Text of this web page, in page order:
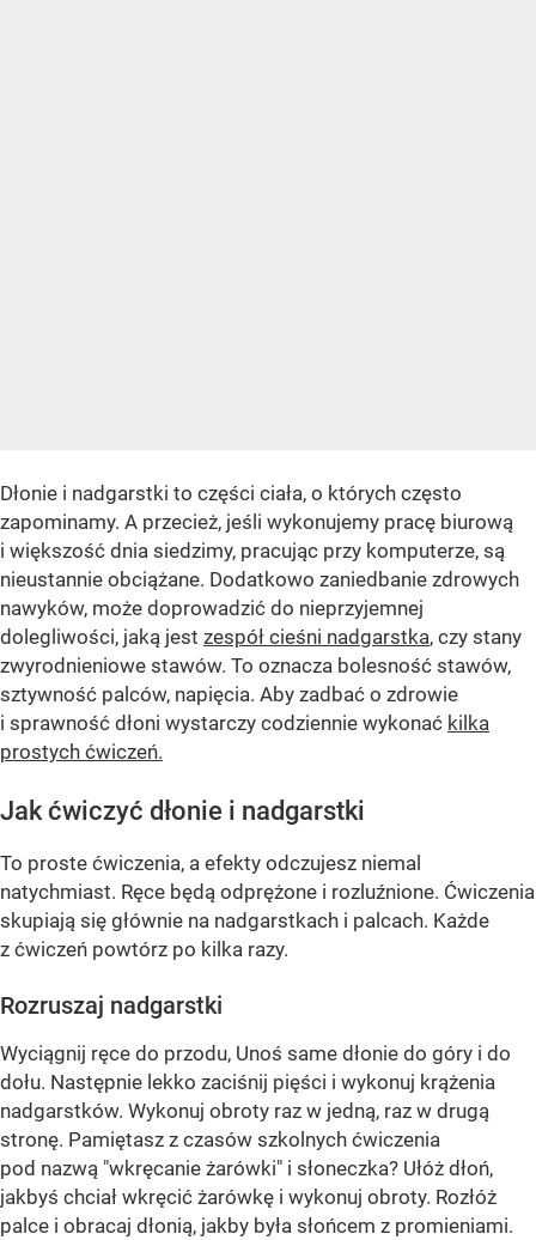
Dłonie i nadgarstki to części ciała, o których często
zapominamy. A przecież, jeśli wykonujemy pracę biurową
i większość dnia siedzimy, pracując przy komputerze, są
nieustannie obciążane. Dodatkowo zaniedbanie zdrowych
nawyków, może doprowadzić do nieprzyjemnej
dolegliwości, jaką jest zespół cieśni nadgarstka, czy stany
zwyrodnieniowe stawów. To oznacza bolesność stawów,
sztywność palców, napięcia. Aby zadbać o zdrowie
i sprawność dłoni wystarczy codziennie wykonać kilka
prostych ćwiczeń.
Jak ćwiczyć dłonie i nadgarstki
To proste ćwiczenia, a efekty odczujesz niemal
natychmiast. Ręce będą odprężone i rozluźnione. Ćwiczenia
skupiają się głównie na nadgarstkach i palcach. Każde
z ćwiczeń powtórz po kilka razy.
Rozruszaj nadgarstki
Wyciągnij ręce do przodu, Unoś same dłonie do góry i do
dołu. Następnie lekko zaciśnij pięści i wykonuj krążenia
nadgarstków. Wykonuj obroty raz w jedną, raz w drugą
stronę. Pamiętasz z czasów szkolnych ćwiczenia
pod nazwą "wkręcanie żarówki" i słoneczka? Ułóż dłoń,
jakbyś chciał wkręcić żarówkę i wykonuj obroty. Rozłóż
palce i obracaj dłonią, jakby była słońcem z promieniami.